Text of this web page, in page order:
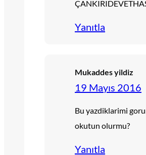
Yanıtla
Mukaddes yildiz
19 Mayıs 2016
Bu yazdiklarimi
okutun olurmu?
Yanıtla